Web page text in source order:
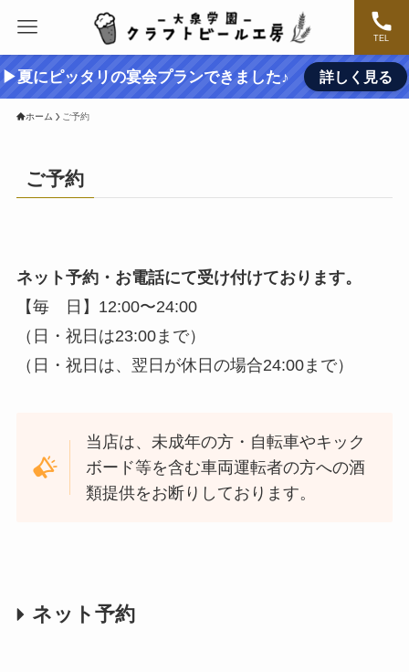
TEL
▶夏にピッタリの宴会プランできました♪ 詳しく見る
ホーム ご予約
ご予約
ネット予約・お電話にて受け付けております。
【毎 日】12:00〜24:00
（日・祝日は23:00まで）
（日・祝日は、翌日が休日の場合24:00まで）
当店は、未成年の方・自転車やキック
ボード等を含む車両運転者の方への酒
類提供をお断りしております。
ネット予約